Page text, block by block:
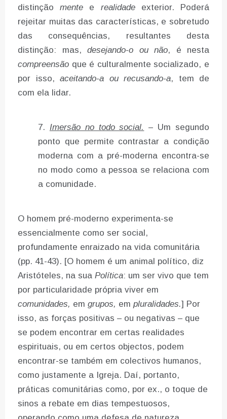
distinçãomente e realidade exterior. Poderá
rejeitar muitas das características, e sobretudo
das consequências, resultantes desta
distinção: mas, desejando-o ou não, é nesta
compreensão que é culturalmente socializado, e
por isso, aceitando-a ou recusando-a, tem de
com ela lidar.
Imersão no todo social. – Um segundo
ponto que permite contrastar a condição
moderna com a pré-moderna encontra-se
no modo como a pessoa se relaciona com
a comunidade.
O homem pré-moderno experimenta-se
essencialmente como ser social,
profundamente enraizado na vida comunitária
(pp. 41-43). [O homem é um animal político, diz
Aristóteles, na sua Política: um ser vivo que tem
por particularidade própria viver em
comunidades, em grupos, em pluralidades.] Por
isso, as forças positivas – ou negativas – que
se podem encontrar em certas realidades
espirituais, ou em certos objectos, podem
encontrar-se também em colectivos humanos,
como justamente a Igreja. Daí, portanto,
práticas comunitárias como, por ex., o toque de
sinos a rebate em dias tempestuosos,